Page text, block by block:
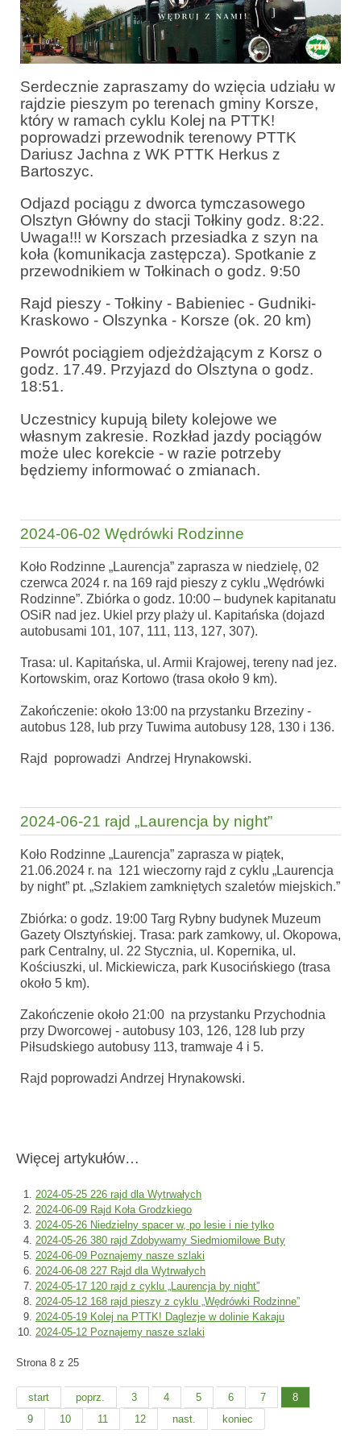
Serdecznie zapraszamy do wzięcia udziału w
rajdzie pieszym po terenach gminy Korsze,
który w ramach cyklu Kolej na PTTK!
poprowadzi przewodnik terenowy PTTK
Dariusz Jachna z WK PTTK Herkus z
Bartoszyc.
Odjazd pociągu z dworca tymczasowego
Olsztyn Główny do stacji Tołkiny godz. 8:22.
Uwaga!!! w Korszach przesiadka z szyn na
koła (komunikacja zastępcza). Spotkanie z
przewodnikiem w Tołkinach o godz. 9:50
Rajd pieszy - Tołkiny - Babieniec - Gudniki-
Kraskowo - Olszynka - Korsze (ok. 20 km)
Powrót pociągiem odjeżdżającym z Korsz o
godz. 17.49. Przyjazd do Olsztyna o godz.
18:51.
Uczestnicy kupują bilety kolejowe we
własnym zakresie. Rozkład jazdy pociągów
może ulec korekcie - w razie potrzeby
będziemy informować o zmianach.
2024-06-02 Wędrówki Rodzinne
Koło Rodzinne „Laurencja” zaprasza w niedzielę, 02
czerwca 2024 r. na 169 rajd pieszy z cyklu „Wędrówki
Rodzinne”. Zbiórka o godz. 10:00 – budynek kapitanatu
OSiR nad jez. Ukiel przy plaży ul. Kapitańska (dojazd
autobusami 101, 107, 111, 113, 127, 307).
Trasa: ul. Kapitańska, ul. Armii Krajowej, tereny nad jez.
Kortowskim, oraz Kortowo (trasa około 9 km).
Zakończenie: około 13:00 na przystanku Brzeziny -
autobus 128, lub przy Tuwima autobusy 128, 130 i 136.
Rajd poprowadzi Andrzej Hrynakowski.
2024-06-21 rajd „Laurencja by night”
Koło Rodzinne „Laurencja” zaprasza w piątek,
21.06.2024 r. na 121 wieczorny rajd z cyklu „Laurencja
by night” pt. „Szlakiem zamkniętych szaletów miejskich.”
Zbiórka: o godz. 19:00 Targ Rybny budynek Muzeum
Gazety Olsztyńskiej. Trasa: park zamkowy, ul. Okopowa,
park Centralny, ul. 22 Stycznia, ul. Kopernika, ul.
Kościuszki, ul. Mickiewicza, park Kusocińskiego (trasa
około 5 km).
Zakończenie około 21:00 na przystanku Przychodnia
przy Dworcowej - autobusy 103, 126, 128 lub przy
Piłsudskiego autobusy 113, tramwaje 4 i 5.
Rajd poprowadzi Andrzej Hrynakowski.
Więcej artykułów…
2024-05-25 226 rajd dla Wytrwałych
2024-06-09 Rajd Koła Grodzkiego
2024-05-26 Niedzielny spacer w, po lesie i nie tylko
2024-05-26 380 rajd Zdobywamy Siedmiomilowe Buty
2024-06-09 Poznajemy nasze szlaki
2024-06-08 227 Rajd dla Wytrwałych
2024-05-17 120 rajd z cyklu „Laurencja by night”
2024-05-12 168 rajd pieszy z cyklu „Wędrówki Rodzinne”
2024-05-19 Kolej na PTTK! Daglezje w dolinie Kakaju
2024-05-12 Poznajemy nasze szlaki
Strona 8 z 25
start poprz. 3 4 5 6 7
8
9
10 11 12 nast. koniec